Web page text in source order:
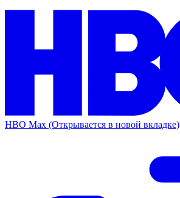
HBO Max (Открывается в новой вкладке)